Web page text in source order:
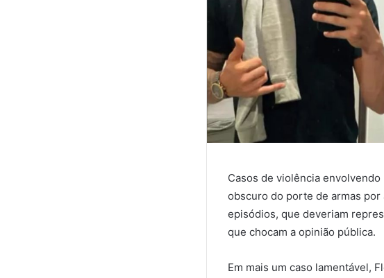
Casos de violência
obscuro do porte de armas por
episódios, que deveriam
que chocam a opinião pública.
Em mais um caso lamentável,